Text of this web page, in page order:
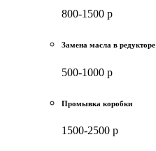
800-1500 р
Замена масла в редукторе
500-1000 р
Промывка коробки
1500-2500 р